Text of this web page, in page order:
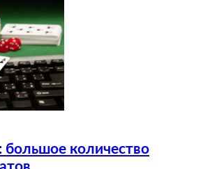
большое количество